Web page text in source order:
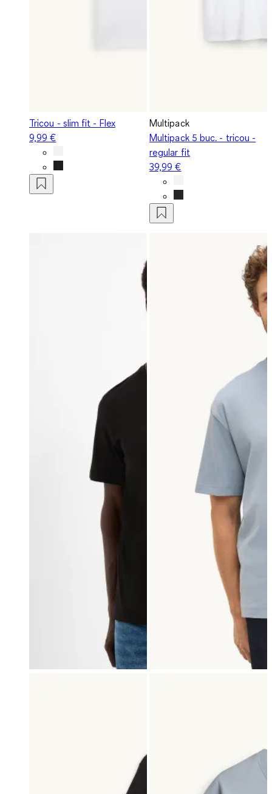
Tricou - slim fit - Flex
9,99 €
Multipack
Multipack 5 buc. - tricou -
regular fit
39,99 €